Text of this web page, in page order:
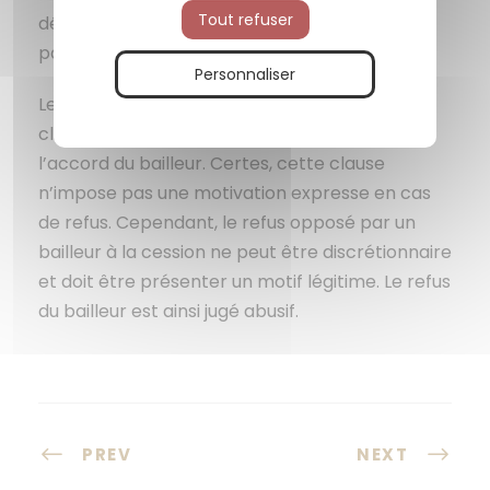
Tout refuser
Personnaliser
décision. Ce défaut de motivation est critiqué
par le locataire qui engage un contentieux.
Les juges notent que le bail comporte une
clause d’agrément qui suspend la cession à
l’accord du bailleur. Certes, cette clause
n’impose pas une motivation expresse en cas
de refus. Cependant, le refus opposé par un
bailleur à la cession ne peut être discrétionnaire
et doit être présenter un motif légitime. Le refus
du bailleur est ainsi jugé abusif.
PREV NEXT